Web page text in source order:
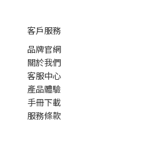
客戶服務
品牌官網
關於我們
客服中心
產品體驗
手冊下載
服務條款